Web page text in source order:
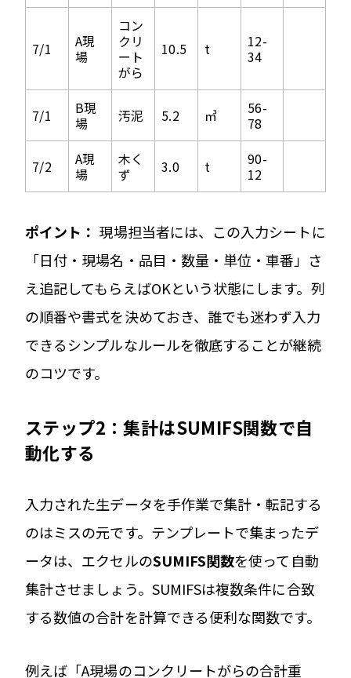
7/1
A現
場
コン
クリ
ート
がら
10.5 t
12-
34
7/1
B現
場
汚泥 5.2 ㎥
56-
78
7/2
A現
場
木く
ず
3.0 t
90-
12
ポイント： 現場担当者には、この入力シートに
「日付・現場名・品目・数量・単位・車番」さ
え追記してもらえばOKという状態にします。列
の順番や書式を決めておき、誰でも迷わず入力
できるシンプルなルールを徹底することが継続
のコツです。
ステップ2：集計はSUMIFS関数で自
動化する
入力された生データを手作業で集計・転記する
のはミスの元です。テンプレートで集まったデ
ータは、エクセルのSUMIFS関数を使って自動
集計させましょう。SUMIFSは複数条件に合致
する数値の合計を計算できる便利な関数です。
例えば「A現場のコンクリートがらの合計重